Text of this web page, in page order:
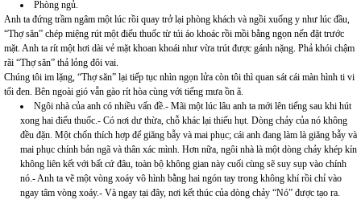
Phòng ngủ.
Anh ta đứng trầm ngâm một lúc rồi quay trở lại phòng khách và ngồi xuống y như lúc đầu,
“Thợ săn” chép miệng rút một điếu thuốc từ túi áo khoác rồi mồi bằng ngọn nến đặt trước
mặt. Anh ta rít một hơi dài vẻ mặt khoan khoái như vừa trút được gánh nặng. Phả khói chậm
rãi “Thợ săn” thả lỏng đôi vai.
Chúng tôi im lặng, “Thợ săn” lại tiếp tục nhìn ngọn lửa còn tôi thì quan sát cái màn hình ti vi
tối đen. Bên ngoài gió vẫn gào rít hòa cùng với tiếng mưa ồn ã.
Ngôi nhà của anh có nhiều vấn đề.- Mãi một lúc lâu anh ta mới lên tiếng sau khi hút
xong hai điếu thuốc.- Có nơi dư thừa, chỗ khác lại thiếu hụt. Dòng chảy của nó không
đều đặn. Một chốn thích hợp để giăng bẫy và mai phục; cái anh đang làm là giăng bẫy và
mai phục chính bản ngã và thân xác mình. Hơn nữa, ngôi nhà là một dòng chảy khép kín
không liên kết với bất cứ đâu, toàn bộ không gian này cuối cùng sẽ suy sụp vào chính
nó.- Anh ta vẽ một vòng xoáy vô hình bằng hai ngón tay trong không khí rồi chỉ vào
ngay tâm vòng xoáy.- Và ngay tại đây, nơi kết thúc của dòng chảy “Nó” được tạo ra.